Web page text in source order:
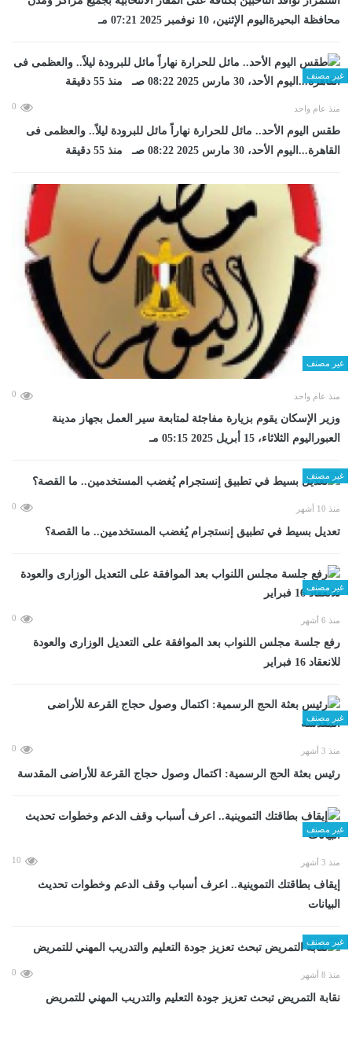
محافظة البحيرةاليوم الإثنين، 10 نوفمبر 2025 07:21 مـ
غير مصنف
منذ عام واحد 0
طقس اليوم الأحد.. مائل للحرارة نهاراً مائل للبرودة ليلاً.. والعظمى فى
القاهرة...اليوم الأحد، 30 مارس 2025 08:22 صـ منذ 55 دقيقة
غير مصنف
منذ عام واحد 0
وزير الإسكان يقوم بزيارة مفاجئة لمتابعة سير العمل بجهاز مدينة
العبوراليوم الثلاثاء، 15 أبريل 2025 05:15 مـ
غير مصنف
منذ 10 أشهر 0
تعديل بسيط في تطبيق إنستجرام يُغضب المستخدمين.. ما القصة؟
غير مصنف
منذ 6 أشهر 0
رفع جلسة مجلس اللنواب بعد الموافقة على التعديل الوزارى والعودة
للانعقاد 16 فبراير
غير مصنف
منذ 3 أشهر 0
رئيس بعثة الحج الرسمية: اكتمال وصول حجاج القرعة للأراضى المقدسة
غير مصنف
منذ 3 أشهر 10
إيقاف بطاقتك التموينية.. اعرف أسباب وقف الدعم وخطوات تحديث
البيانات
غير مصنف
منذ 8 أشهر 0
نقابة التمريض تبحث تعزيز جودة التعليم والتدريب المهني للتمريض